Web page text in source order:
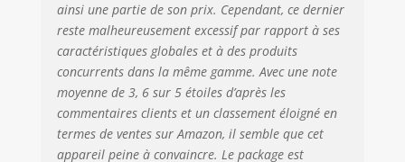
ainsi une partie de son prix. Cependant, ce dernier
reste malheureusement excessif par rapport à ses
caractéristiques globales et à des produits
concurrents dans la même gamme. Avec une note
moyenne de 3, 6 sur 5 étoiles d’après les
commentaires clients et un classement éloigné en
termes de ventes sur Amazon, il semble que cet
appareil peine à convaincre. Le package est